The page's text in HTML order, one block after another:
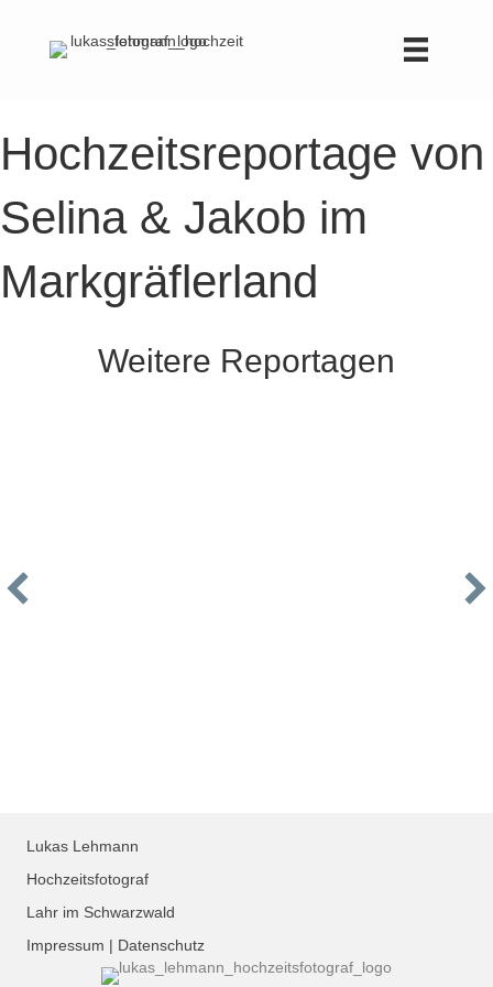
Hochzeitsreportage von
Selina & Jakob im
Markgräflerland
Weitere Reportagen
Lukas Lehmann
Hochzeitsfotograf
Lahr im Schwarzwald
Impressum | Datenschutz